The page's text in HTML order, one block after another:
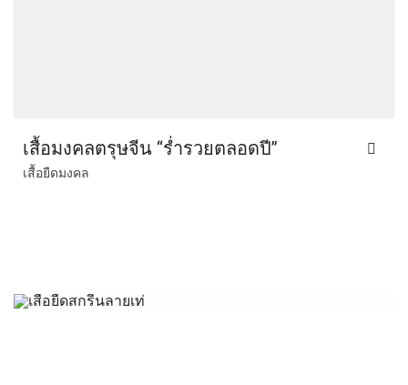
เสื้อมงคลตรุษจีน “ร่ำรวยตลอดปี”
เสื้อยืดมงคล